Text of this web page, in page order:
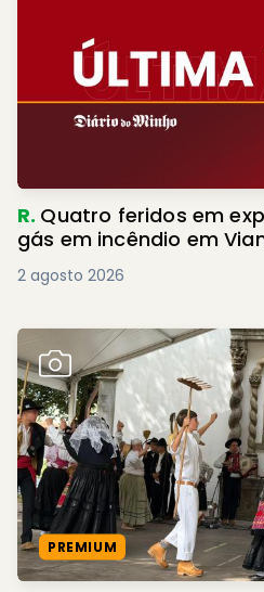
R. Quatro feridos em
gás em incêndio em
2 agosto 2026
PREMIUM